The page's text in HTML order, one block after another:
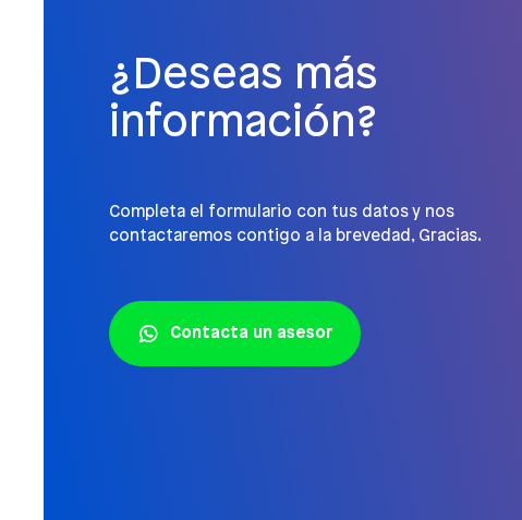
¿Deseas más
información?
Completa el formulario con tus datos y nos
contactaremos contigo a la brevedad, Gracias.
Contacta un asesor